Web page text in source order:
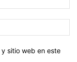
sitio web en este